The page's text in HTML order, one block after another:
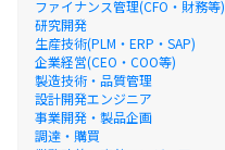
ファイナンス管理(CFO・財務等)
研究開発
生産技術(PLM・ERP・SAP)
企業経営(CEO・COO等)
製造技術・品質管理
設計開発エンジニア
事業開発・製品企画
調達・購買